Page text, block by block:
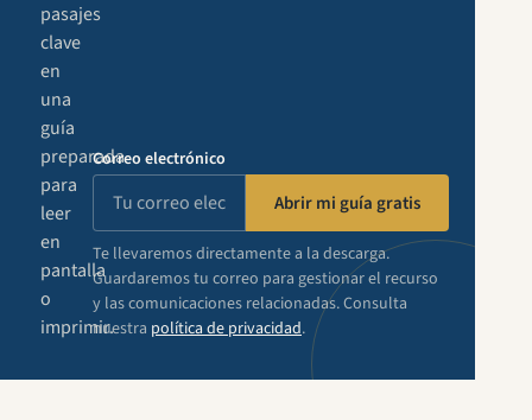
pasajes
clave
en
una
guía
preparada
para
leer
en
pantalla
o
imprimir.
Correo electrónico
Abrir mi guía gratis
Te llevaremos directamente a la descarga.
Guardaremos tu correo para gestionar el recurso
y las comunicaciones relacionadas. Consulta
nuestra política de privacidad.